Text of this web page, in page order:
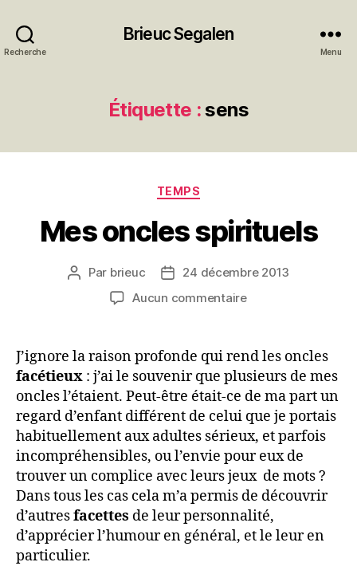
Recherche
Brieuc Segalen
Menu
Étiquette :sens
Catégories
TEMPS
Mes oncles spirituels
Auteur
l’article
Par brieuc
Date24 décembre 2013
Aucun commentairesur
spirituels
J’ignore la raison profonde qui rend les oncles
facétieux : j’ai le souvenir que plusieurs de mes
oncles l’étaient. Peut-être était-ce de ma part un
regard d’enfant différent de celui que je portais
habituellement aux adultes sérieux, et parfois
incompréhensibles, ou l’envie pour eux de
trouver un complice avec leurs jeux de mots ?
Dans tous les cas cela m’a permis de découvrir
d’autresfacettes de leur personnalité,
d’apprécier l’humour en général, et le leur en
particulier.